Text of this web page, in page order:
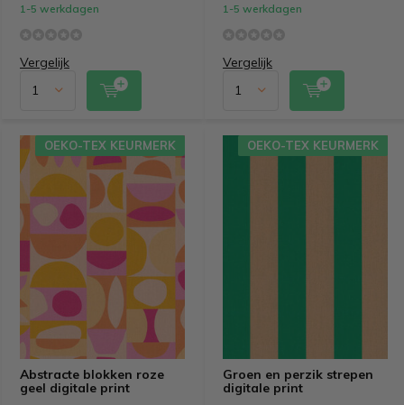
1-5 werkdagen
Vergelijk
1-5 werkdagen
Vergelijk
Abstracte blokken roze
geel digitale print
OEKO-TEX KEURMERK
Groen en perzik strepen
digitale print
OEKO-TEX KEURMERK